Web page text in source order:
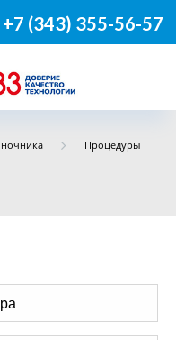
+7 (343) 355-56-57
Процедуры